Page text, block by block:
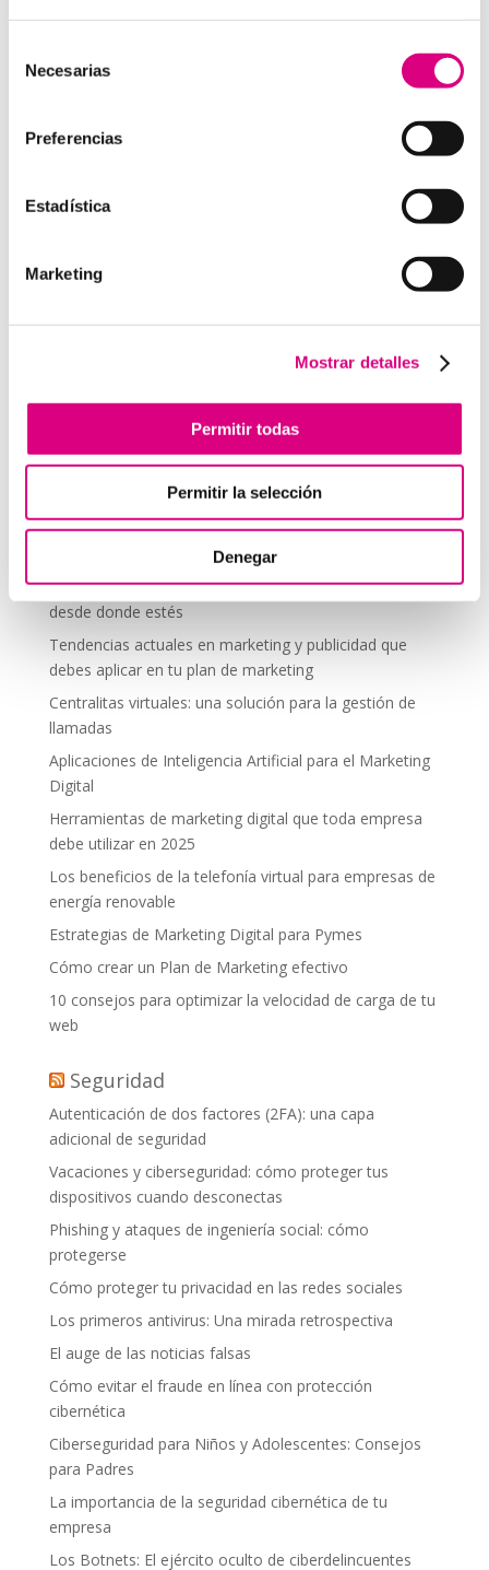
Necesarias
Preferencias
Estadística
Marketing
Mostrar detalles
Permitir todas
Permitir la selección
Denegar
15 años de experiencia, disponemos de un equipo de
negocio.
Telefonía Virtual, Antivirus y Seguridad,
; siempre con las garantías de un trabajo
excelente.
o a
través de nuestro email:
hola@grupo-system.com
para publicar un
comentario.
Telefonía Virtual
Interfonos IP para aerogeneradores: comunicación
Telefonía virtual para el trabajo remoto: comunícate
desde donde estés
Tendencias actuales en marketing y publicidad que
debes aplicar en tu plan de marketing
Centralitas virtuales: una solución para la gestión de
llamadas
Aplicaciones de Inteligencia Artificial para el Marketing
Digital
Herramientas de marketing digital que toda empresa
debe utilizar en 2025
Los beneficios de la telefonía virtual para empresas de
energía renovable
Estrategias de Marketing Digital para Pymes
Cómo crear un Plan de Marketing efectivo
10 consejos para optimizar la velocidad de carga de tu
web
Seguridad
Autenticación de dos factores (2FA): una capa
adicional de seguridad
Vacaciones y ciberseguridad: cómo proteger tus
dispositivos cuando desconectas
Phishing y ataques de ingeniería social: cómo
protegerse
Cómo proteger tu privacidad en las redes sociales
Los primeros antivirus: Una mirada retrospectiva
El auge de las noticias falsas
Cómo evitar el fraude en línea con protección
cibernética
Ciberseguridad para Niños y Adolescentes: Consejos
para Padres
La importancia de la seguridad cibernética de tu
empresa
Los Botnets: El ejército oculto de ciberdelincuentes